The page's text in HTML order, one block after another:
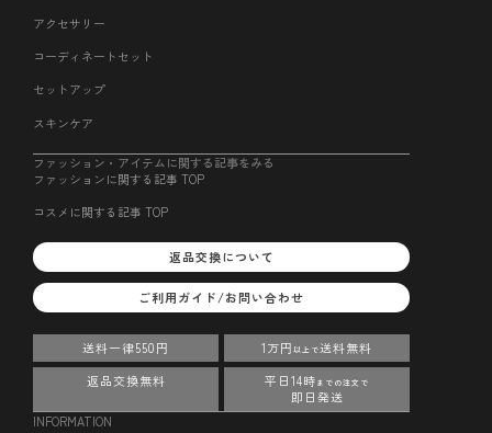
アクセサリー
コーディネートセット
セットアップ
スキンケア
ファッション・アイテムに関する記事をみる
ファッションに関する記事 TOP
コスメに関する記事 TOP
返品交換について
ご利用ガイド/お問い合わせ
送料一律550円 1万円 以上で送料無料
返品交換無料
平日14時 までの注文で
即日発送
INFORMATION